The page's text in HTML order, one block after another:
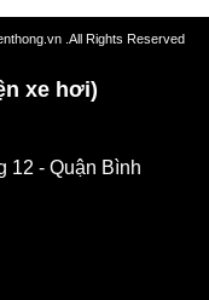
.All Rights Reserved
xe hơi)
12 - Quận Bình